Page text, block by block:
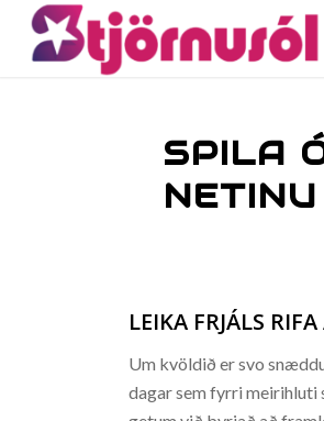
SPILA
LEIKA FRJÁLS
Um kvöldið er svo
dagar sem fyrri